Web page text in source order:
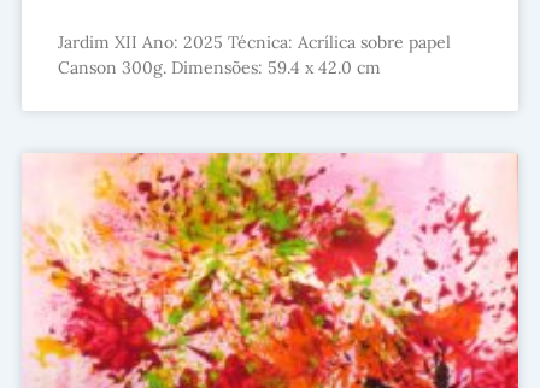
Jardim XII Ano: 2025 Técnica: Acrílica sobre papel
Canson 300g. Dimensões: 59.4 x 42.0 cm